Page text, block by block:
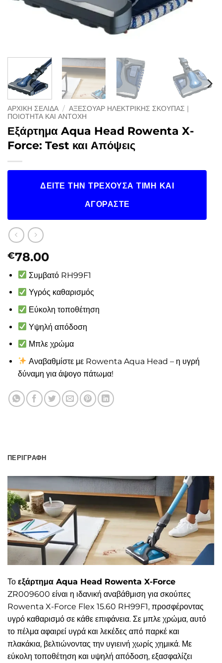
ΑΡΧΙΚΉ ΣΕΛΊΔΑ / ΑΞΕΣΟΥΆΡ ΗΛΕΚΤΡΙΚΉΣ ΣΚΟΎΠΑΣ |
ΠΟΙΌΤΗΤΑ ΚΑΙ ΑΝΤΟΧΉ
Εξάρτημα Aqua Head Rowenta X-
Force: Test και Απόψεις
ΔΕΊΤΕ ΤΗΝ ΤΡΈΧΟΥΣΑ ΤΙΜΉ ΚΑΙ
ΑΓΟΡΆΣΤΕ
€78.00
Συμβατό RH99F1
Υγρός καθαρισμός
Εύκολη τοποθέτηση
Υψηλή απόδοση
Μπλε χρώμα
Αναβαθμίστε με Rowenta Aqua Head – η υγρή
δύναμη για άψογο πάτωμα!
ΠΕΡΙΓΡΑΦΉ
Το εξάρτημα Aqua Head Rowenta X-Force
ZR009600 είναι η ιδανική αναβάθμιση για σκούπες
Rowenta X-Force Flex 15.60 RH99F1, προσφέροντας
υγρό καθαρισμό σε κάθε επιφάνεια. Σε μπλε χρώμα, αυτό
το πέλμα αφαιρεί υγρά και λεκέδες από παρκέ και
πλακάκια, βελτιώνοντας την υγιεινή χωρίς χημικά. Με
εύκολη τοποθέτηση και υψηλή απόδοση, εξασφαλίζει